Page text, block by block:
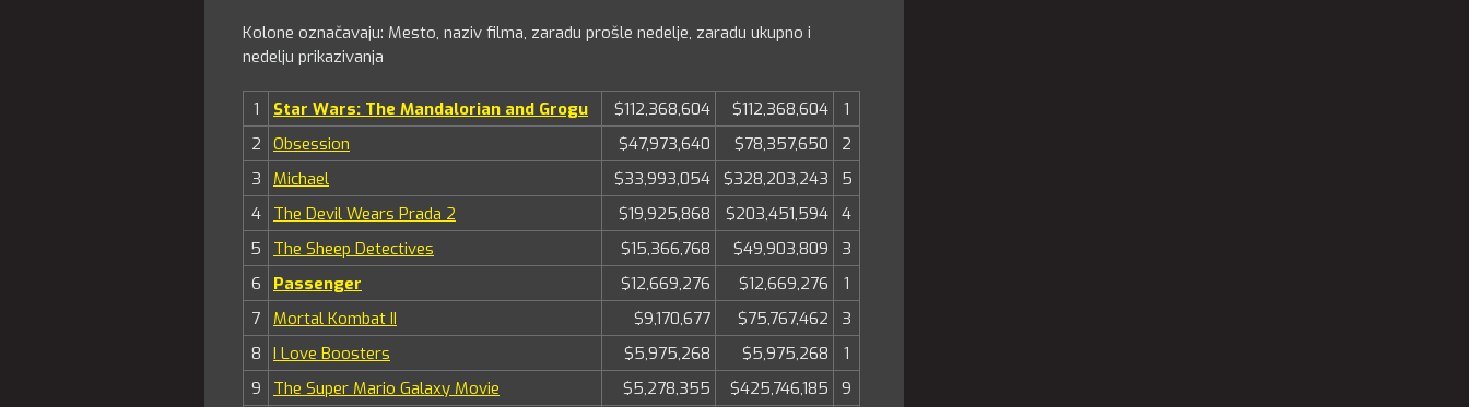
Kolone označavaju: Mesto, naziv filma, zaradu prošle nedelje, zaradu ukupno i
nedelju prikazivanja
1 Star Wars: The Mandalorian and Grogu $112,368,604 $112,368,604
1
2 Obsession $47,973,640 $78,357,650
2
3
Michael $33,993,054 $328,203,243
5
4
The Devil Wears Prada 2 $19,925,868 $203,451,594 4
5
The Sheep Detectives $15,366,768 $49,903,809
3
6
Passenger $12,669,276 $12,669,276
1
7
Mortal Kombat II $9,170,677 $75,767,462
3
8 I Love Boosters $5,975,268 $5,975,268
1
9
The Super Mario Galaxy Movie $5,278,355 $425,746,185
9